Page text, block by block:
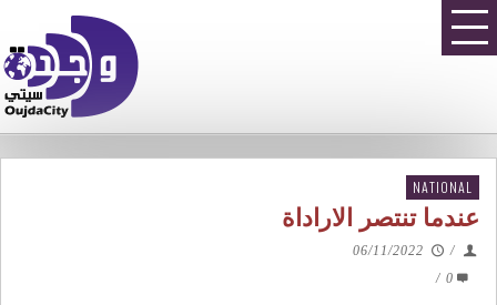
NATIONAL
عندما تنتصر الاراداة
/
06/11/2022
0
/